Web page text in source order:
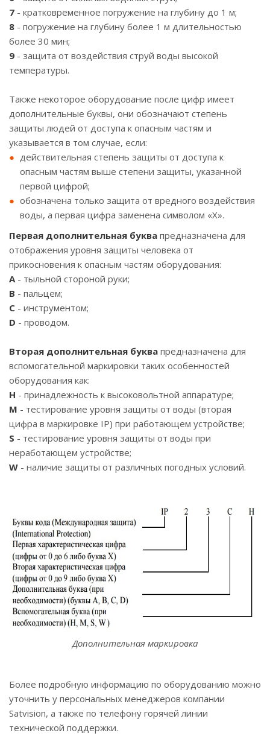
7 - кратковременное погружение на глубину до 1 м;
8 - погружение на глубину более 1 м длительностью
более 30 мин;
9 - защита от воздействия струй воды высокой
температуры.
Также некоторое оборудование после цифр имеет
дополнительные буквы, они обозначают степень
защиты людей от доступа к опасным частям и
указывается в том случае, если:
действительная степень защиты от доступа к
опасным частям выше степени защиты, указанной
первой цифрой;
обозначена только защита от вредного воздействия
воды, а первая цифра заменена символом «Х».
Первая дополнительная буква предназначена для
отображения уровня защиты человека от
прикосновения к опасным частям оборудования:
A- тыльной стороной руки;
B - пальцем;
C - инструментом;
D - проводом.
Вторая дополнительная буква предназначена для
вспомогательной маркировки таких особенностей
оборудования как:
H - принадлежность к высоковольтной аппаратуре;
M - тестирование уровня защиты от воды (вторая
цифра в маркировке IP) при работающем устройстве;
S - тестирование уровня защиты от воды при
неработающем устройстве;
W - наличие защиты от различных погодных условий.
Дополнительная маркировка
Более подробную информацию по оборудованию можно
уточнить у персональных менеджеров компании
Satvision, а также по телефону горячей линии
технической поддержки.